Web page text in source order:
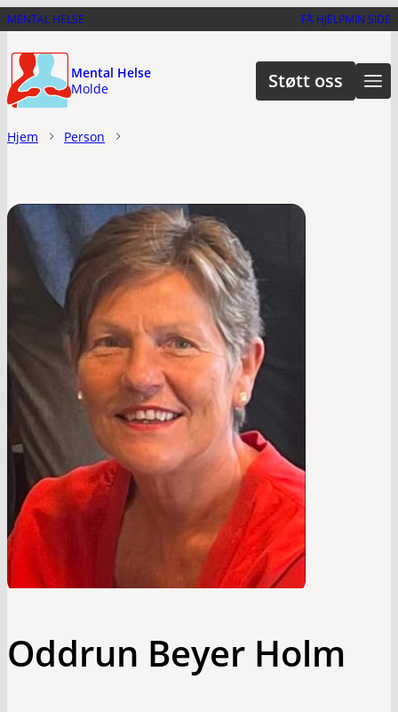
Hopp
hovedinnhold
MENTAL HELSE FÅ HJELPMIN SIDE
Mental Helse
Molde
Støtt oss
Hjem Person
Oddrun Beyer Holm